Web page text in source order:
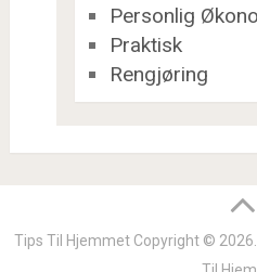
Personlig
Praktisk
Rengjøring
Tips Til Hjemmet Copyright © 2026.